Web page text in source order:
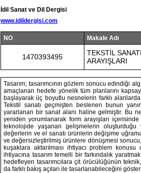
İdil Sanat ve Dil Dergisi
www.idildergisi.com
NO Makale Adı
1470393495
TEKSTİL
ARAYIŞLARI
Tasarım; tasarımcının gözlem sonucu edindiği
amaçlanan hedefe yönelik tüm planlarını
başlayarak üç boyutlu nesnelerin farklı
Tekstil sanatı geçmişten beslenen bunun
yararlanan bir sanat alanı haline gelmiştir. Bu
yeniden yorumlanarak form arayışları
teknolojide yaşanan gelişmelerin
değerlerin ve el sanatı ürünlerin değişime
ve değersizleştirilmiş ürünlere dönüşmesi
kuşaklara aktarılması ihtiyacı problem konusu
ihtiyacına tasarım temelli bir farkındalık
hedefleyen tasarımcılara çit örücülüğünün
da farklı bakış açıları ile tasarlanabileceğini